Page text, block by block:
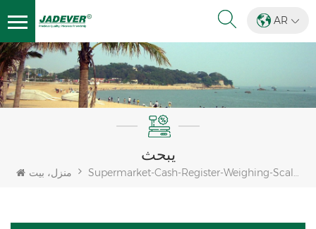
AR
يبحث
منزل، بيت Supermarket-Cash-Register-Weighing-Scales